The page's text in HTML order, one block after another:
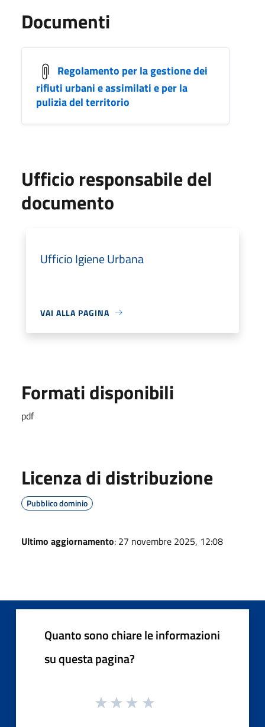
Documenti
Regolamento per la gestione dei
rifiuti urbani e assimilati e per la
pulizia del territorio
Ufficio responsabile del
documento
Ufficio Igiene Urbana
VAI ALLA PAGINA
Formati disponibili
pdf
Licenza di distribuzione
Pubblico dominio
Ultimo aggiornamento: 27 novembre 2025, 12:08
Quanto sono chiare le informazioni
su questa pagina?